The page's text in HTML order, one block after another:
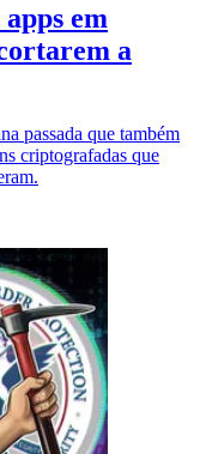
em
a
passada que também
criptografadas que